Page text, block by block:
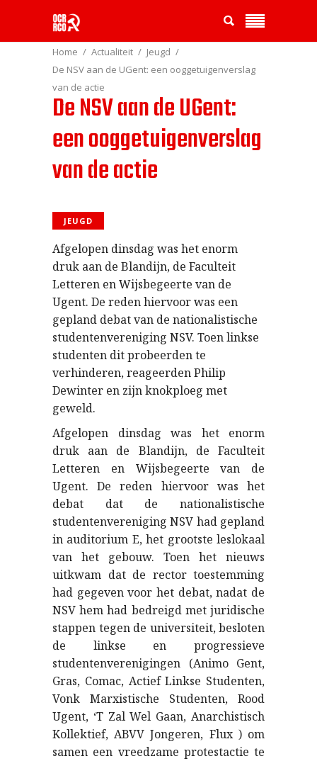
Home Actualiteit
Jeugd
De NSV aan de UGent: een ooggetuigenverslag
van de actie
De NSV aan de UGent:
een ooggetuigenverslag
van de actie
JEUGD
Afgelopen dinsdag was het enorm
druk aan de Blandijn, de Faculteit
Letteren en Wijsbegeerte van de
Ugent. De reden hiervoor was een
gepland debat van de nationalistische
studentenvereniging NSV. Toen linkse
studenten dit probeerden te
verhinderen, reageerden Philip
Dewinter en zijn knokploeg met
geweld.
Afgelopen dinsdag was het enorm
druk aan de Blandijn, de Faculteit
Letteren en Wijsbegeerte van de
Ugent. De reden hiervoor was het
debat dat de nationalistische
studentenvereniging NSV had gepland
in auditorium E, het grootste leslokaal
van het gebouw. Toen het nieuws
uitkwam dat de rector toestemming
had gegeven voor het debat, nadat de
NSV hem had bedreigd met juridische
stappen tegen de universiteit, besloten
de linkse en progressieve
studentenverenigingen (Animo Gent,
Gras, Comac, Actief Linkse Studenten,
Vonk Marxistische Studenten, Rood
Ugent, ‘T Zal Wel Gaan, Anarchistisch
Kollektief, ABVV Jongeren, Flux ) om
samen een vreedzame protestactie te